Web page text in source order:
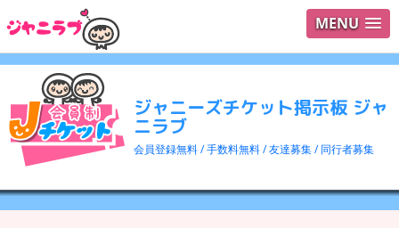
MENU
ジャニーズチケット掲示板 ジャ
ニラブ
会員登録無料 / 手数料無料 / 友達募集 / 同行者募集
ログイ
検索